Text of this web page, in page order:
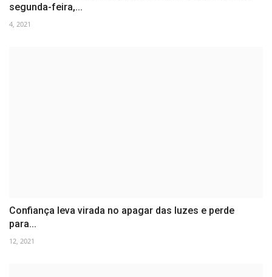
segunda-feira,...
4, 2021
Confiança leva virada no apagar das luzes e perde
para...
12, 2021